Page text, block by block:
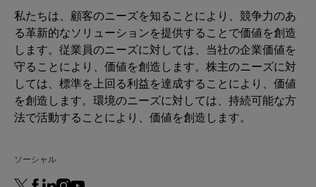
PERFORMANCE CLAIMS
Conditioning
Surface Tension 35.5 mN/m
rHLB 9
Polarity high
私たちは、顧客のニーズを知ることにより、競争力のあ
る革新的なソリューションを提供することで価値を創造
します。従業員のニーズに対しては、当社の企業価値を
守ることにより、価値を創造します。株主のニーズに対
しては、標準を上回る利益を達成することにより、価値
を創造します。環境のニーズに対しては、持続可能な方
法で活動することにより、価値を創造します。
ソーシャル